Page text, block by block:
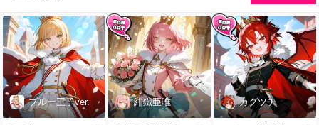
ブルー王子ver. 緋鐵亜唯 カグツチ